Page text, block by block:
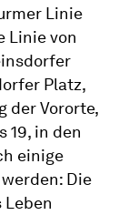
Linie
Linie von
Platz,
der Vororte,
19, in den
einige
Die
Leben